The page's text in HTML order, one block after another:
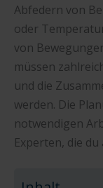
Abfedern von
oder
von
müssen
und die
werden. Die
notwendigen
Experten, die